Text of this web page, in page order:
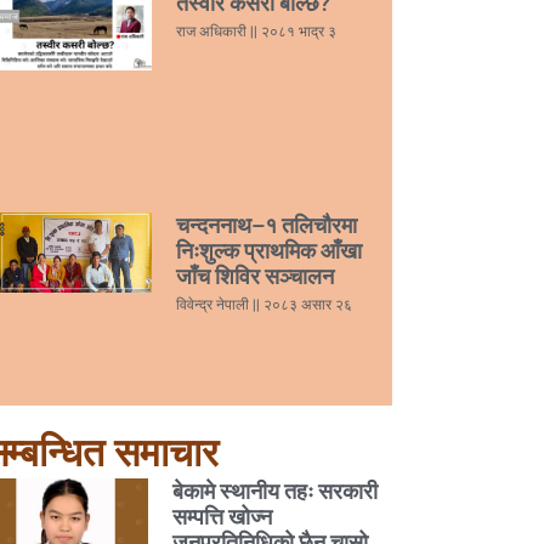
राज अधिकारी २०८१ भाद्र ३
चन्दननाथ–१ तलिचौरमा
निःशुल्क प्राथमिक आँखा
जाँच शिविर सञ्चालन
विवेन्द्र नेपाली २०८३ असार २६
समाचार
बेकामे स्थानीय तहः सरकारी
सम्पत्ति खोज्न